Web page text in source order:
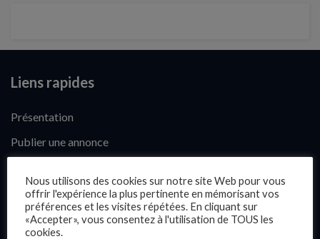
Liens rapides
Présentation
Publier une annonce
Questions fréquentes
Blog
Nous utilisons des cookies sur notre site Web pour vous
offrir l'expérience la plus pertinente en mémorisant vos
préférences et les visites répétées. En cliquant sur
«Accepter», vous consentez à l'utilisation de TOUS les
cookies.